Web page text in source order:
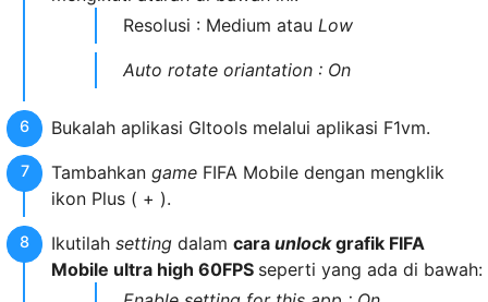
Resolusi : Medium atau Low
Auto rotate oriantation : On
Bukalah aplikasi Gltools melalui aplikasi F1vm.
Tambahkan gameFIFA Mobile dengan mengklik
ikon Plus ( + ).
Ikutilah settingdalam cara unlockgrafik FIFA
Mobile ultra high 60FPS seperti yang ada di bawah: